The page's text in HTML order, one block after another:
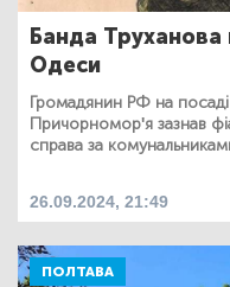
Банда Труханова
Одеси
Громадянин РФ на посаді
Причорномор'я зазнав
справа за
26.09.2024, 21:49
ПОЛТАВА